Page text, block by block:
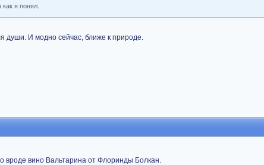
я понял.
души. И модно сейчас, ближе к природе.
вроде вино Вальтарина от Флоринды Болкан.